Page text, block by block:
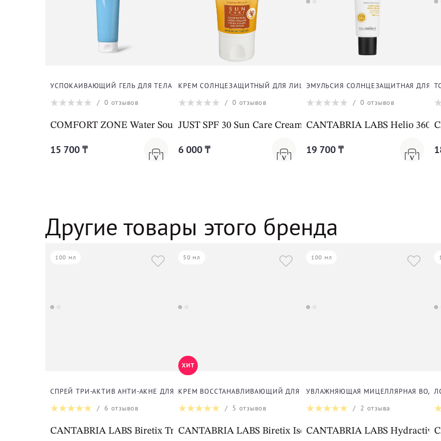
УСПОКАИВАЮЩИЙ ГЕЛЬ ДЛЯ ТЕЛА И ЛИЦА
/0 отзывов
COMFORT ZONE Water Soul Aftersun Aloe Gel
15 700 ₸
КРЕМ СОЛНЦЕЗАЩИТНЫЙ ДЛЯ ЛИЦА
/0 отзывов
JUST SPF 30 Sun Care Cream
6 000 ₸
ЭМУЛЬСИЯ СОЛНЦЕЗАЩИТНАЯ ДЛЯ
/0 отзывов
CANTABRIA LABS Helio 360º
19 700 ₸
Другие товары этого бренда
100 мл
СПРЕЙ ТРИ-АКТИВ АНТИ-АКНЕ ДЛЯ ТЕЛА
/ 6 отзывов
CANTABRIA LABS Biretix Tri-Active Spray Anti-Blemish
50 мл
КРЕМ ВОССТАНАВЛИВАЮЩИЙ ДЛЯ ЧУВСТВИТЕЛЬНОЙ КОЖИ ДЛЯ ЛИЦА
/ 5 отзывов
CANTABRIA LABS Biretix Isorepair
100 мл
УВЛАЖНЯЮЩАЯ МИЦЕЛЛЯРНАЯ ВОДА
/ 2 отзыва
CANTABRIA LABS